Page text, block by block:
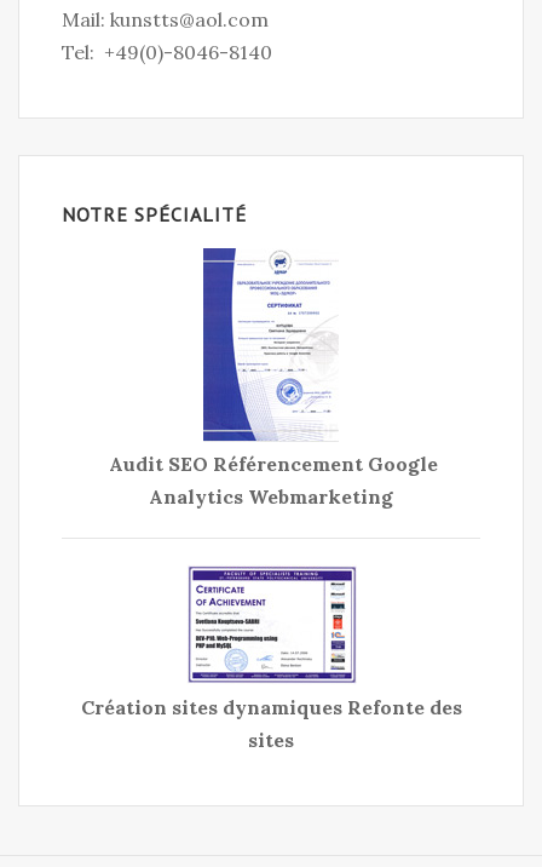
Mail: kunstts@aol.com
Tel: +49(0)-8046-8140
NOTRE SPÉCIALITÉ
Audit SEO Référencement Google
Analytics Webmarketing
Création sites dynamiques Refonte des
sites